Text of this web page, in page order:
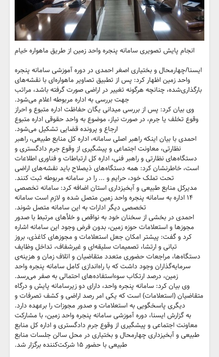
انجام پایش تصویری سامانه پنجره واحد زمین از طریق ماهواره خیام
ایسنا/چهارمحال و بختیاری اصغر احمدی در دوره آموزشی سامانه پنجره
واحد زمین اظهار کرد: پس از تطبیق تصاویر ماهواره‌ای با نقشه‌های
بارگذاری‌شده، چنانچه هرگونه تغییر در اراضی صورت گرفته باشد، مراتب
جهت بررسی به اداره مربوطه اعلام می‌شود.
وی بیان کرد: پس از بررسی میدانی یگان حفاظت اداره متبوع و احراز
وقوع تخلف یا جرم، در صورت نیاز، موضوع به واحد حقوقی اداره متبوع
ارجاع و پرونده قضایی تشکیل می‌شود.
احمدی با بیان اینکه راهبر اصلی سامانه، اداره کل منابع طبیعی، راهبر
نظارتی، معاونت اجتماعی و پیشگیری از وقوع جرم دادگستری و
دستگاه‌های نظارتی و راهبر فنی، اداره کل ارتباطات و فناوری اطلاعات
است، خاطرنشان کرد: همه‌ دستگاه‌های ذیصلاح باید نقشه‌های اراضی
تحت تملک خود، حرایم و ... را در سامانه مربوطه ثبت کنند.
مدیرکل منابع طبیعی و آبخیزداری استان اضافه کرد: سامانه‌ تخصصی
۱۴ اداره به سامانه پنجره واحد زمین متصل شده و لازم است سامانه
تخصصی دیگر ادارات به این سامانه متصل شوند.
احمدی در بخشی از سخنان خود به نواقص و خلأهای مرتبط با صدور
مجوزها و استعلامات حوزه زمین، بدون فرض وجود این سامانه اشاره
کرد و گفت: پیشتر امکان جعل استعلامات و مجوزهای کاغذی، بروز
تبانی و ارتشا، تصمیمات سلیقه‌ای و غیرشفاف، تداخل وظایف
دستگاه‌ها، مراجعات حضوری متعدد متقاضیان و اتلاف زمان و هزینه‌ی
سرمایه‌گذاران وجود داشت که با راه‌اندازی کامل سامانه پنجره واحد
زمین، درصد ارتکاب سوءاستفاده‌های احتمالی به صفر می‌رسد.
وی بیان کرد: سامانه پنجره واحد، دارای دو زیرسامانه‌ پایش و درگاه
متقاضیان (استعلامات) است که یکی امر رصد اراضی و کشف تصرفات و
دیگری پاسخگویی به استعلامات و صدور مجوزات را برعهده دارد.
به گزارش ایسنا، دوره آموزشی سامانه پنجره واحد زمین، با مشارکت
معاونت اجتماعی و پیشگیری از وقوع جرم دادگستری و اداره کل منابع
طبیعی و آبخیزداری چهارمحال و بختیاری در محل سالن جلسات منابع
طبیعی با حضور ۱۵ شرکت‌کننده برگزار شد.